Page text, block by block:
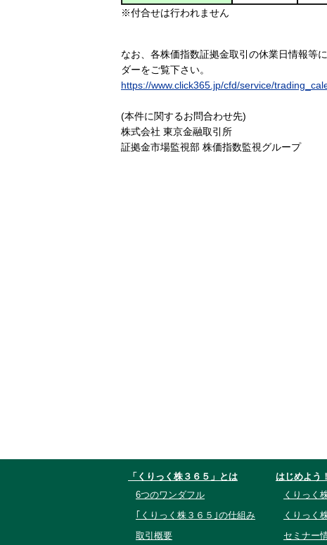
※付合せは行われません
なお、各株価指数証拠金取引の休業日情報等
ダーをご覧下さい。
https://www.click365.jp/cfd/service/
(本件に関するお問合わせ先)
株式会社 東京金融取引所
証拠金市場監視部 株価指数監視グループ
「くりっく株３６５」とは
6つのワンダフル
｢くりっく株３６５｣の仕組み
取引概要
はじめよう
くりっく
くりっく
セミナー